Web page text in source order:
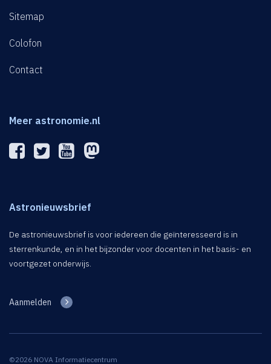
Sitemap
Colofon
Contact
Meer astronomie.nl
Astronieuwsbrief
De astronieuwsbrief is voor iedereen die geïnteresseerd is in
sterrenkunde, en in het bijzonder voor docenten in het basis- en
voortgezet onderwijs.
Aanmelden
©2026 NOVA Informatiecentrum